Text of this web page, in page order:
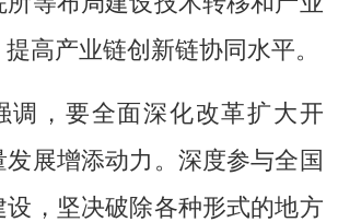
高产业链创新链协同水平。
调，要全面深化改革扩大开
展增添动力。深度参与全国
设，坚决破除各种形式的地方